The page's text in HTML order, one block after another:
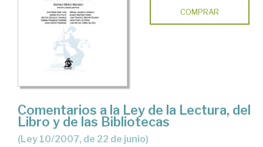
COMPRAR
Comentarios a la Ley de la Lectura, del
Libro y de las Bibliotecas
(Ley 10/2007, de 22 de junio)